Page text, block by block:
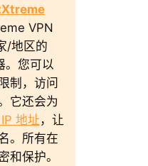
VPN
/地区的
。您可以
制，访问
它还会为
地址 ，让
。所有在
和保护。